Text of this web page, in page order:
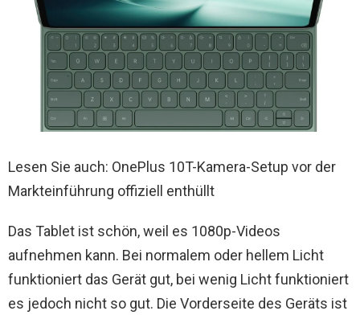
Lesen Sie auch: OnePlus 10T-Kamera-Setup vor der
Markteinführung offiziell enthüllt
Das Tablet ist schön, weil es 1080p-Videos
aufnehmen kann. Bei normalem oder hellem Licht
funktioniert das Gerät gut, bei wenig Licht funktioniert
es jedoch nicht so gut. Die Vorderseite des Geräts ist